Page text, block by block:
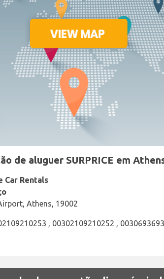
de aluguer SURPRICE em
Car Rentals
Athens, 19002
, 00302109210252 ,